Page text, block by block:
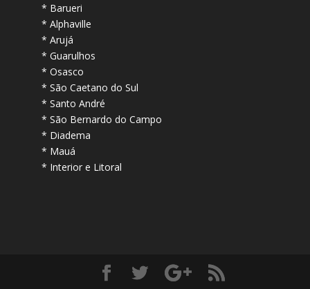
* Barueri
* Alphaville
* Arujá
* Guarulhos
* Osasco
* São Caetano do Sul
* Santo André
* São Bernardo do Campo
* Diadema
* Mauá
* Interior e Litoral